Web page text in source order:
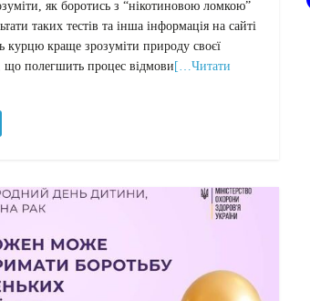
як боротись з “нікотиновою ломкою”
таких тестів та інша інформація на сайті
курцю краще зрозуміти природу своєї
що полегшить процес відмови […Читати